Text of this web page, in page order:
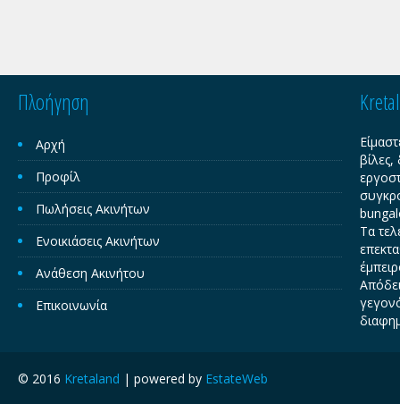
Πλοήγηση
Αρχή
Προφίλ
Πωλήσεις Ακινήτων
Ενοικιάσεις Ακινήτων
Ανάθεση Ακινήτου
Επικοινωνία
βίλες,
Τα
© 2016 Kretaland | powered by EstateWeb